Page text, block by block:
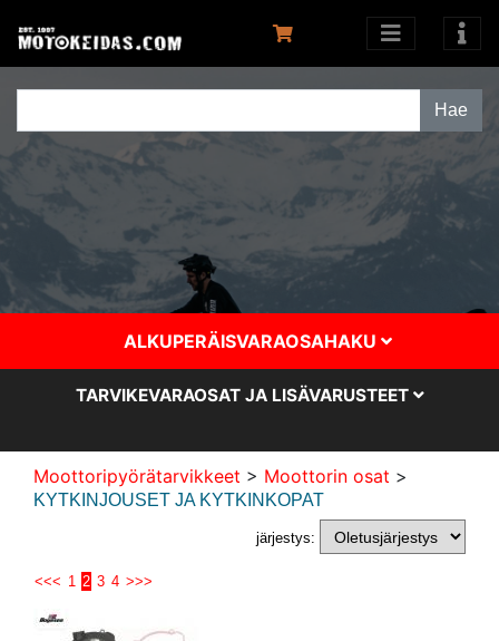
ALKUPERÄISVARAOSAHAKU
TARVIKEVARAOSAT JA LISÄVARUSTEET
Moottoripyörätarvikkeet > Moottorin osat >
KYTKINJOUSET JA KYTKINKOPAT
järjestys:
<<< 1 2 3 4 >>>